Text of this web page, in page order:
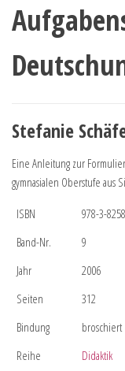
Stefanie
Eine Anleitung zur
gymnasialen Oberstufe aus
ISBN
978-3-
Band-Nr.
9
Jahr
2006
Seiten
312
Bindung
broschiert
Reihe
Didaktik